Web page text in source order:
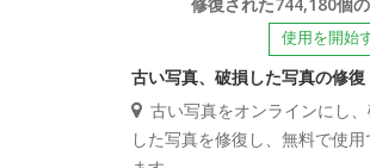
使用を開始
古い写真、破損した写真の修復
古い写真をオンラインにし
した写真を修復し、無料で使用